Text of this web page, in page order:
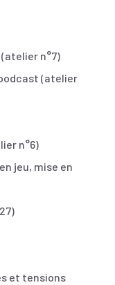
n°7)
(atelier
n°6)
jeu, mise en
et tensions